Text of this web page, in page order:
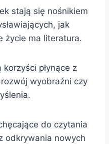
stają się nośnikiem
jak
życie ma literatura.
płynące z
wyobraźni czy
do czytania
odkrywania nowych